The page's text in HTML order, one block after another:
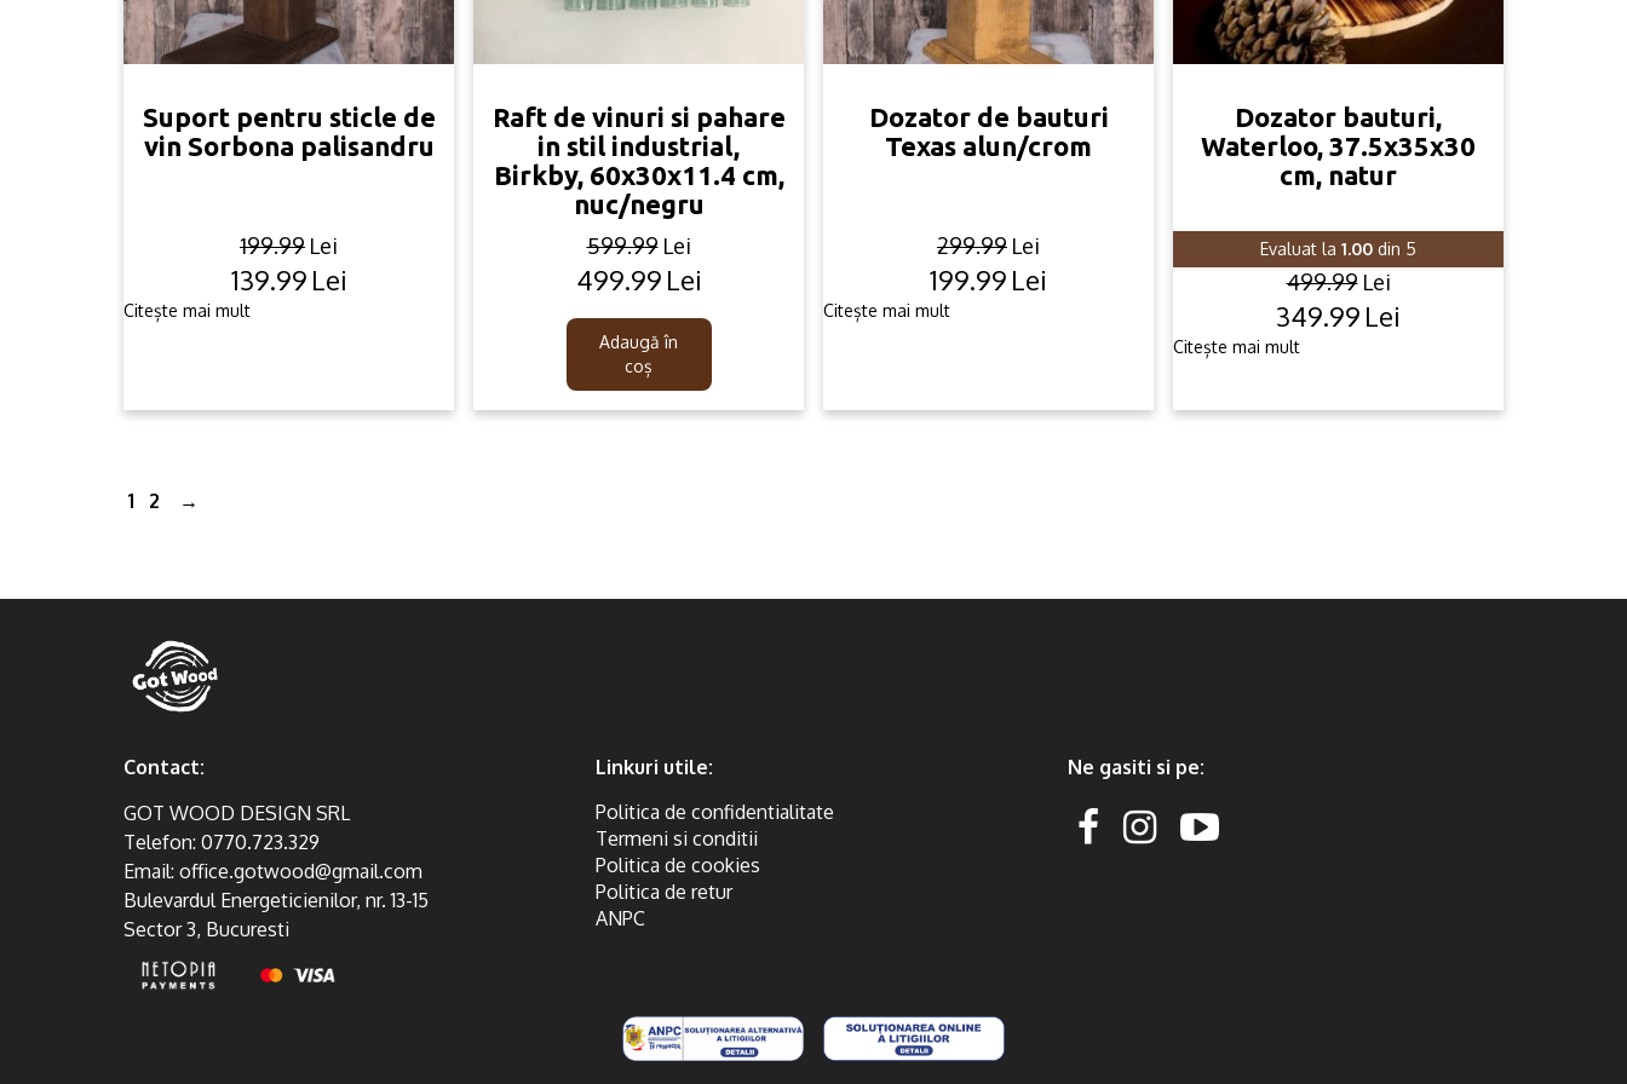
Suport pentru sticle de
vin Sorbona palisandru
199.99 Lei
Original
139.99 Lei
Current
Citește mai mult
Raft de vinuri si pahare
in stil industrial,
Birkby, 60x30x11.4 cm,
nuc/negru
599.99 Lei
Original
was:
599.99lei.
499.99 Lei
Current
is:
499.99lei.
Adaugă în
coș
Dozator de bauturi
Texas alun/crom
299.99 Lei
Original
199.99 Lei
Current
Citește mai mult
Dozator bauturi,
Waterloo, 37.5x35x30
cm, natur
Evaluat la 1.00 din 5
499.99 Lei
Original
499.99lei.
349.99 Lei
Current
349.99lei.
Citește mai mult
1 2 →
Contact:
GOT WOOD DESIGN SRL
Telefon: 0770.723.329
Email: office.gotwood@gmail.com
Bulevardul Energeticienilor, nr. 13-15
Sector 3, Bucuresti
Linkuri utile:
Politica de confidentialitate
Termeni si conditii
Politica de cookies
Politica de retur
ANPC
Ne gasiti si pe: